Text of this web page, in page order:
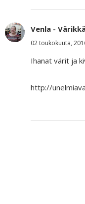
Venla -
02 toukokuuta,
Ihanat värit ja
http://